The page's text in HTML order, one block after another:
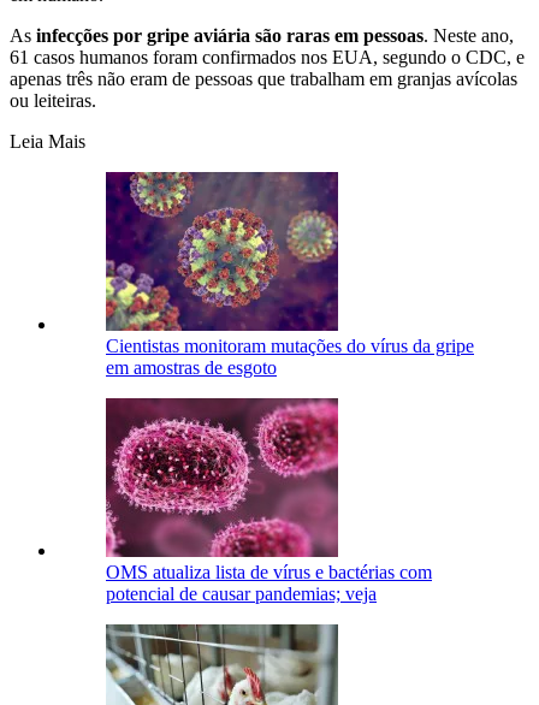
As infecções por gripe aviária são raras em pessoas. Neste ano,
61 casos humanos foram confirmados nos EUA, segundo o CDC, e
apenas três não eram de pessoas que trabalham em granjas avícolas
ou leiteiras.
Leia Mais
Cientistas monitoram mutações do vírus da gripe
em amostras de esgoto
OMS atualiza lista de vírus e bactérias com
potencial de causar pandemias; veja